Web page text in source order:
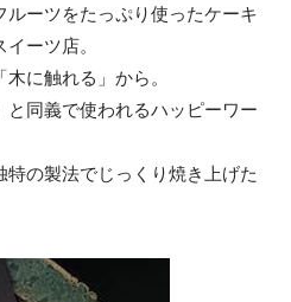
ーツをたっぷり使ったケーキ
ーツ店。
に触れる」から。
同義で使われるハッピーワー
の製法でじっくり焼き上げた